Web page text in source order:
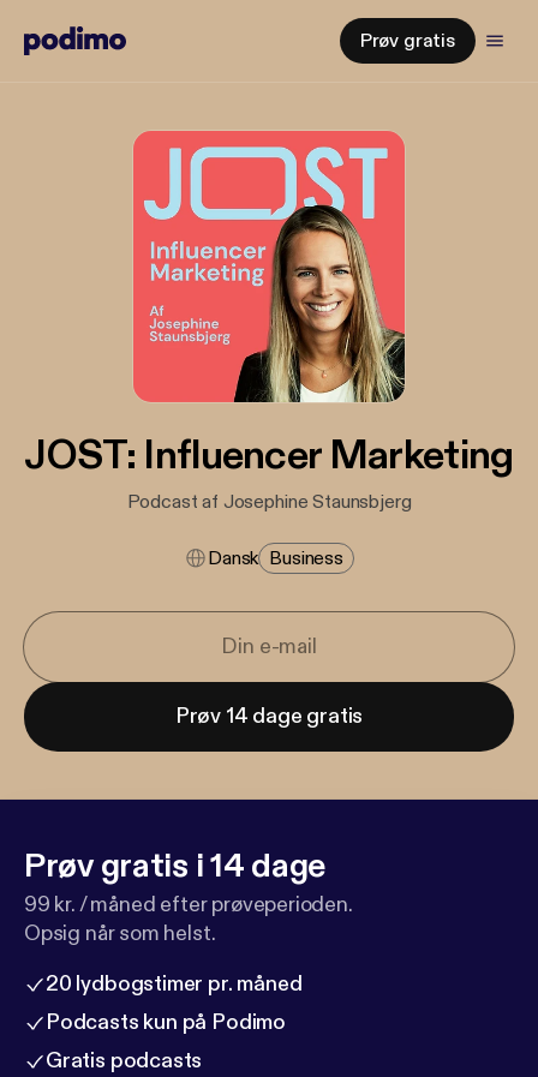
Prøv gratis
JOST: Influencer Marketing
Podcast af Josephine Staunsbjerg
Dansk Business
Prøv 14 dage gratis
Prøv gratis i 14 dage
99 kr. / måned efter prøveperioden.
Opsig når som helst.
20 lydbogstimer pr. måned
Podcasts kun på Podimo
Gratis podcasts